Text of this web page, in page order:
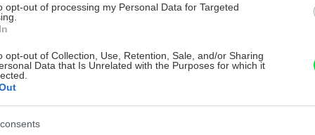
opt-out of processing my Personal Data for Targeted
opt-out of Collection, Use, Retention, Sale, and/or Sharing
Data that Is Unrelated with the Purposes for which it